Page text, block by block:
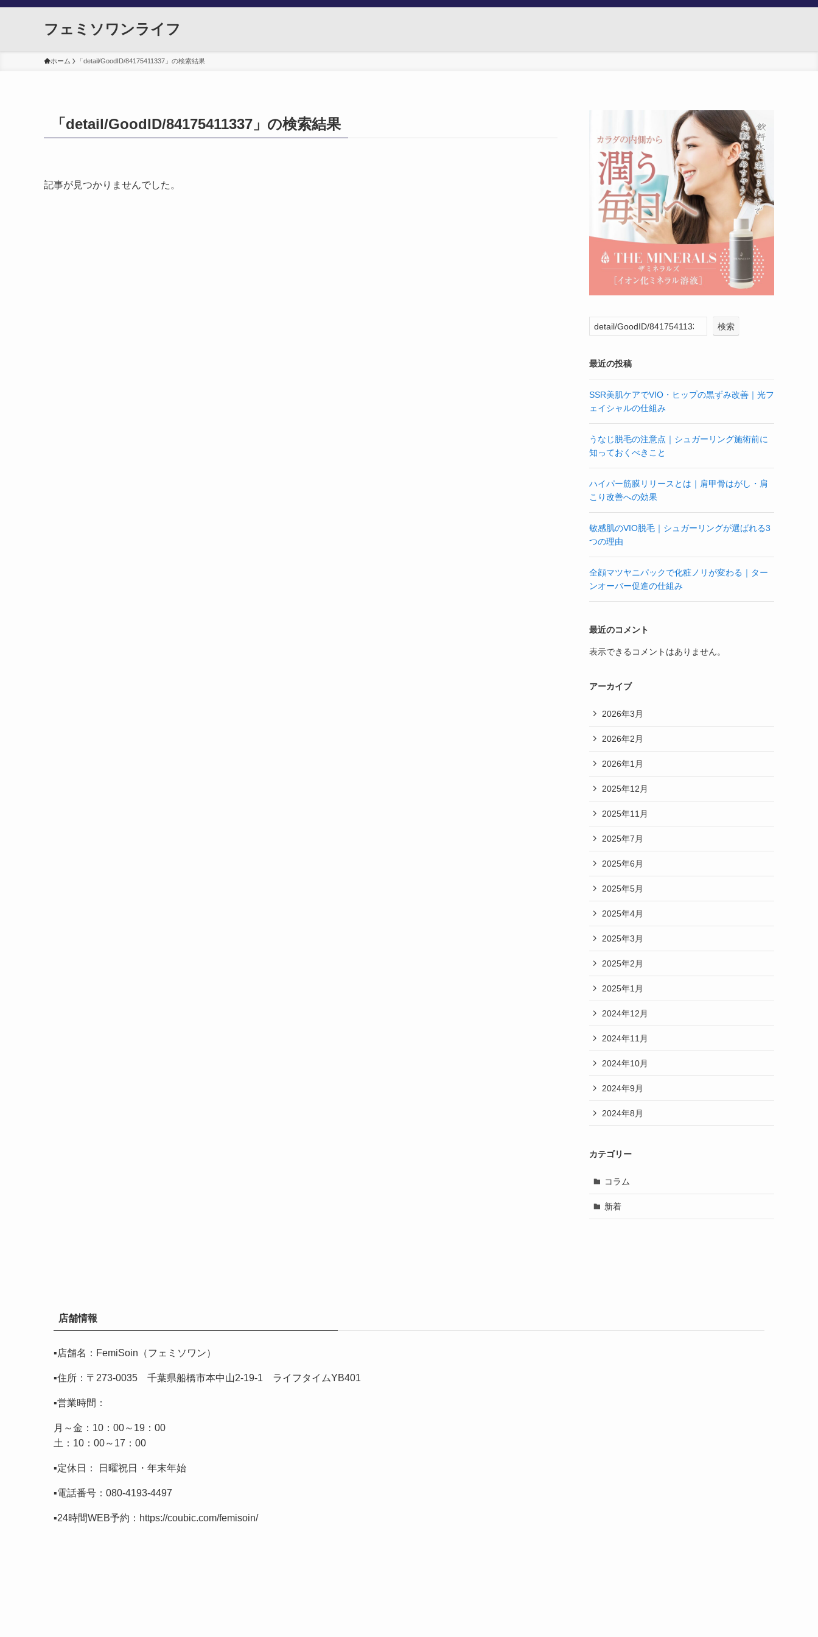
フェミソワンライフ
ホーム 「detail/GoodID/84175411337」の検索結果
「detail/GoodID/84175411337」の検索結果
記事が見つかりませんでした。
検索
最近の投稿
SSR美肌ケアでVIO・ヒップの黒ずみ改善｜光フ
ェイシャルの仕組み
うなじ脱毛の注意点｜シュガーリング施術前に
知っておくべきこと
ハイパー筋膜リリースとは｜肩甲骨はがし・肩
こり改善への効果
敏感肌のVIO脱毛｜シュガーリングが選ばれる3
つの理由
全顔マツヤニパックで化粧ノリが変わる｜ター
ンオーバー促進の仕組み
最近のコメント
表示できるコメントはありません。
アーカイブ
2026年3月
2026年2月
2026年1月
2025年12月
2025年11月
2025年7月
2025年6月
2025年5月
2025年4月
2025年3月
2025年2月
2025年1月
2024年12月
2024年11月
2024年10月
2024年9月
2024年8月
カテゴリー
コラム
新着
店舗情報
▪️店舗名：FemiSoin（フェミソワン）
▪️住所：〒273-0035 千葉県船橋市本中山2-19-1 ライフタイムYB401
▪️営業時間：
月～金：10：00～19：00
土：10：00～17：00
▪️定休日： 日曜祝日・年末年始
▪️電話番号： 080-4193-4497
▪️24時間WEB予約： https://coubic.com/femisoin/